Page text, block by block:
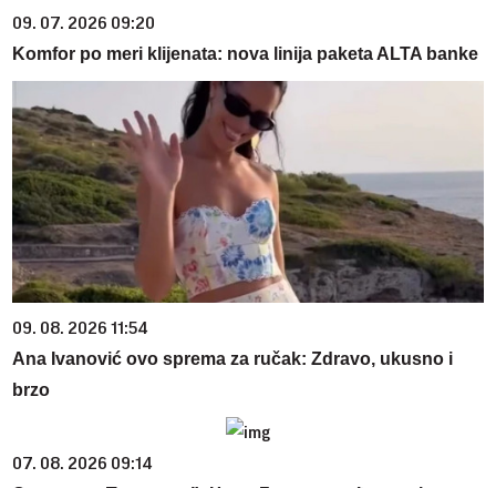
09. 07. 2026 09:20
Komfor po meri klijenata: nova linija paketa ALTA banke
09. 08. 2026 11:54
Ana Ivanović ovo sprema za ručak: Zdravo, ukusno i
brzo
07. 08. 2026 09:14